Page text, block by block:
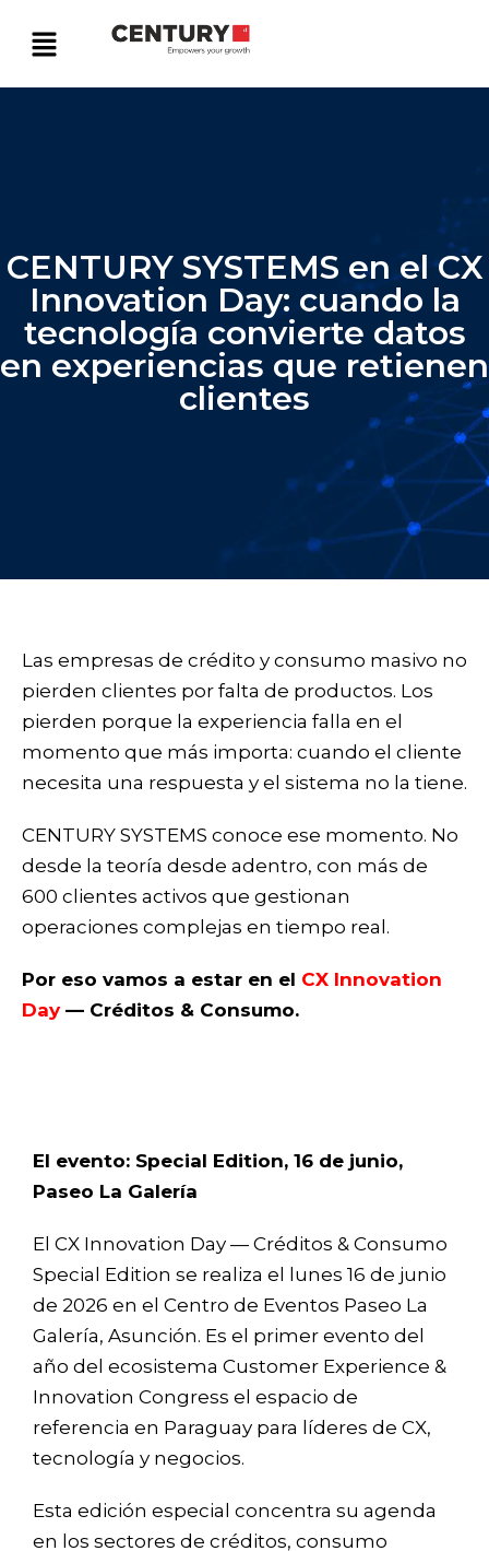
CENTURY SYSTEMS en el CX
Innovation Day: cuando la
tecnología convierte datos
en experiencias que retienen
clientes
Las empresas de crédito y consumo masivo no
pierden clientes por falta de productos. Los
pierden porque la experiencia falla en el
momento que más importa: cuando el cliente
necesita una respuesta y el sistema no la tiene.
CENTURY SYSTEMS conoce ese momento. No
desde la teoría desde adentro, con más de
600 clientes activos que gestionan
operaciones complejas en tiempo real.
Por eso vamos a estar en el CX Innovation
Day— Créditos & Consumo.
El evento: Special Edition, 16 de junio,
Paseo La Galería
El CX Innovation Day — Créditos & Consumo
Special Edition se realiza el lunes 16 de junio
de 2026 en el Centro de Eventos Paseo La
Galería, Asunción. Es el primer evento del
año del ecosistema Customer Experience &
Innovation Congress el espacio de
referencia en Paraguay para líderes de CX,
tecnología y negocios.
Esta edición especial concentra su agenda
en los sectores de créditos, consumo